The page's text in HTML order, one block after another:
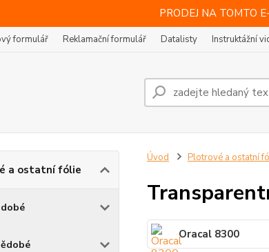
PRODEJ NA TOMTO
formulář Reklamační formulář Datalisty Instruktážní
a ostatní fólie
Úvod Plotrové a ostatní
Oracal 8300